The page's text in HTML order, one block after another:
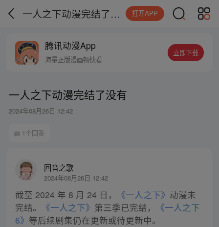
一人之下动漫完结了没有 打开APP
腾讯动漫App
海量正版漫画畅快看
立即下载
一人之下动漫完结了没有
2024年08月26日 12:42
1个回答
回音之歌
2024年08月26日 12:42
截至 2024 年 8 月 24 日， 《一人之下》 动漫未
完结。
《一人之下》 第三季已完结，
《一人之下
6》 等后续剧集仍在更新或待更新中。